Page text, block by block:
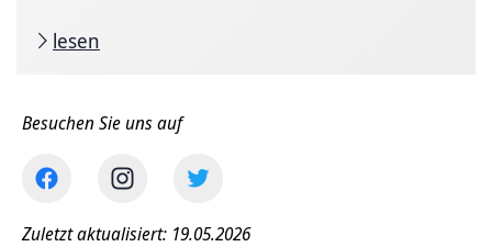
lesen
Besuchen Sie uns auf
Zuletzt aktualisiert: 19.05.2026